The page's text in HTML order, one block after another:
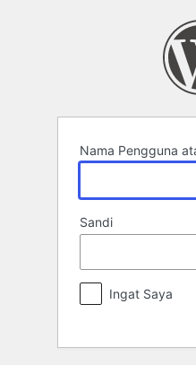
Nama Pengguna
Sandi
Ingat Saya